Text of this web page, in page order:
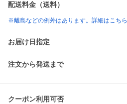
配送料金（送料）
※離島などの例外はあります。詳細はこちら
お届け日指定
注文から発送まで
クーポン利用可否